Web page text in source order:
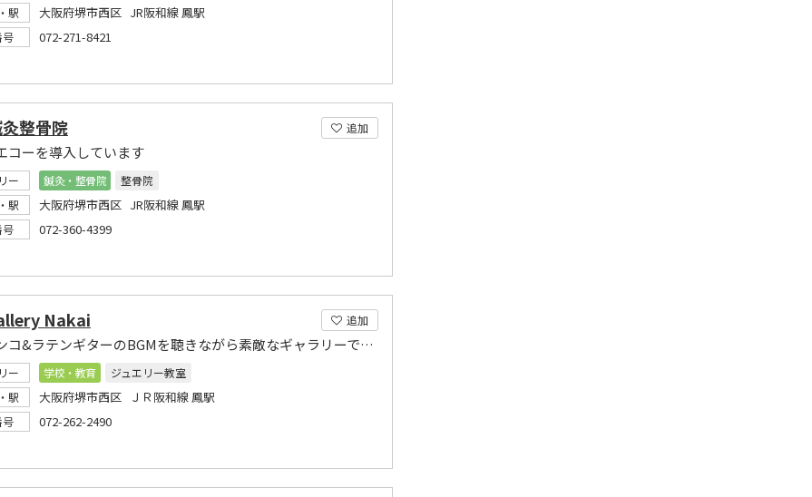
駅
大阪府堺市西区 JR阪和線 鳳駅
号 072-271-8421
追加
整骨院
コーを導入しています
ー 鍼灸・整骨院
整骨院
駅
大阪府堺市西区 JR阪和線 鳳駅
号 072-360-4399
追加
Nakai
フラメンコ&ラテンギターのBGMを聴きながら素敵なギャラリーで美味しい紅茶を
ー 学校・教育
ジュエリー教室
駅
大阪府堺市西区 ＪＲ阪和線 鳳駅
号 072-262-2490